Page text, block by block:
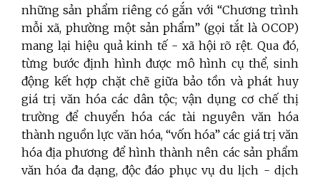
những sản phẩm riêng có gắn với “Chương trình
mỗi xã, phường một sản phẩm” (gọi tắt là OCOP)
mang lại hiệu quả kinh tế - xã hội rõ rệt. Qua đó,
từng bước định hình được mô hình cụ thể, sinh
động kết hợp chặt chẽ giữa bảo tồn và phát huy
giá trị văn hóa các dân tộc; vận dụng cơ chế thị
trường để chuyển hóa các tài nguyên văn hóa
thành nguồn lực văn hóa, “vốn hóa” các giá trị văn
hóa địa phương để hình thành nên các sản phẩm
văn hóa đa dạng, độc đáo phục vụ du lịch - dịch